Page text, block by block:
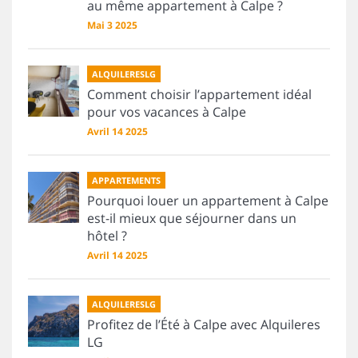
au même appartement à Calpe ?
Mai 3 2025
ALQUILERESLG
Comment choisir l’appartement idéal
pour vos vacances à Calpe
Avril 14 2025
APPARTEMENTS
Pourquoi louer un appartement à Calpe
est-il mieux que séjourner dans un
hôtel ?
Avril 14 2025
ALQUILERESLG
Profitez de l’Été à Calpe avec Alquileres
LG